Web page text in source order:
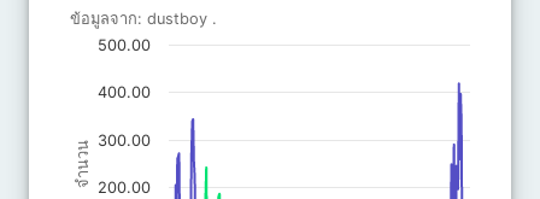
Line chart with 3 lines.
ข้อมูลจาก: dustboy .
The chart has 1 Y axis displaying จำนวน. Data ranges from 0 to
จำนวน
ข้อมูลจาก: dustboy .
200.00
300.00
400.00
500.00